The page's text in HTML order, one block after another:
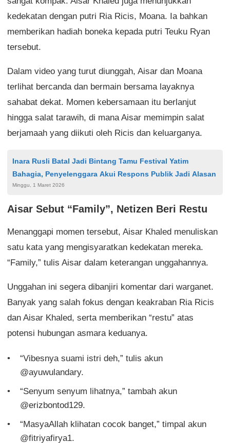
kedekatan dengan putri Ria Ricis, Moana. Ia bahkan
memberikan hadiah boneka kepada putri Teuku Ryan
tersebut.
Dalam video yang turut diunggah, Aisar dan Moana
terlihat bercanda dan bermain bersama layaknya
sahabat dekat. Momen kebersamaan itu berlanjut
hingga salat tarawih, di mana Aisar memimpin salat
berjamaah yang diikuti oleh Ricis dan keluarganya.
Inara Rusli Batal Jadi Bintang Tamu Festival Yatim
Bahagia, Penyelenggara Akui Respons Publik Jadi Alasan
Minggu, 1 Maret 2026
Aisar Sebut “Family”, Netizen Beri Restu
Menanggapi momen tersebut, Aisar Khaled menuliskan
satu kata yang mengisyaratkan kedekatan mereka.
“Family,” tulis Aisar dalam keterangan unggahannya.
Unggahan ini segera dibanjiri komentar dari warganet.
Banyak yang salah fokus dengan keakraban Ria Ricis
dan Aisar Khaled, serta memberikan “restu” atas
potensi hubungan asmara keduanya.
“Vibesnya suami istri deh,” tulis akun
@ayuwulandary.
“Senyum senyum lihatnya,” tambah akun
@erizbontod129.
“MasyaAllah klihatan cocok banget,” timpal akun
@fitriyafirya1.